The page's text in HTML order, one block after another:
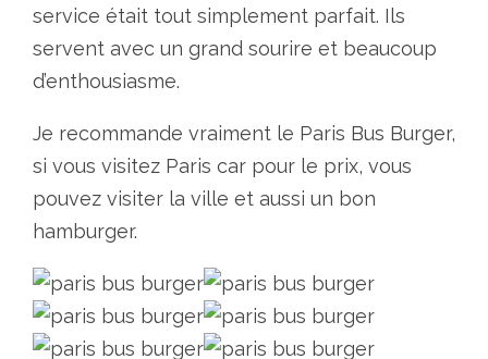
service était tout simplement parfait. Ils
servent avec un grand sourire et beaucoup
d’enthousiasme.
Je recommande vraiment le Paris Bus Burger,
si vous visitez Paris car pour le prix, vous
pouvez visiter la ville et aussi un bon
hamburger.